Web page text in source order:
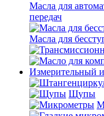
Масла для
передач
Масла для
Измерительный
Щупы